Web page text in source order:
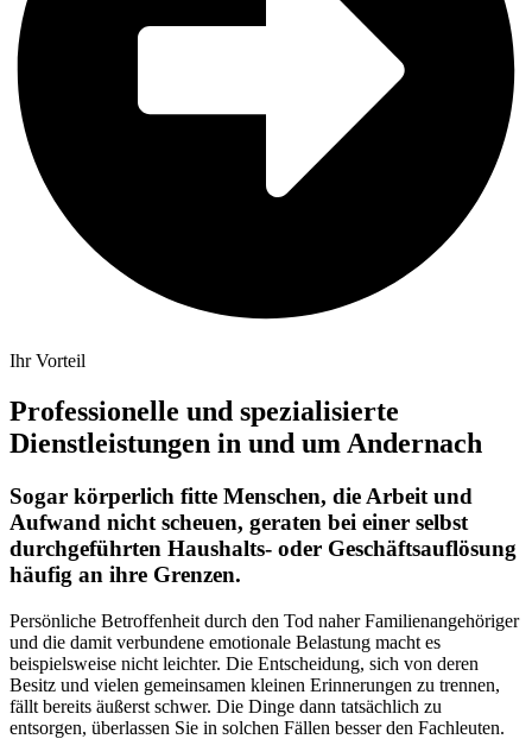
Ihr Vorteil
Professionelle und spezialisierte
Dienstleistungen in und um Andernach
Sogar körperlich fitte Menschen, die Arbeit und
Aufwand nicht scheuen, geraten bei einer selbst
durchgeführten Haushalts- oder Geschäftsauflösung
häufig an ihre Grenzen.
Persönliche Betroffenheit durch den Tod naher Familienangehöriger
und die damit verbundene emotionale Belastung macht es
beispielsweise nicht leichter. Die Entscheidung, sich von deren
Besitz und vielen gemeinsamen kleinen Erinnerungen zu trennen,
fällt bereits äußerst schwer. Die Dinge dann tatsächlich zu
entsorgen, überlassen Sie in solchen Fällen besser den Fachleuten.